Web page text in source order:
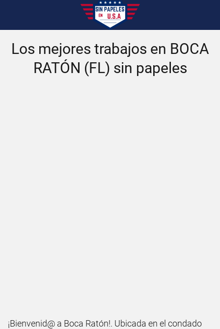
Los mejores trabajos en BOCA
RATÓN (FL) sin papeles
¡Bienvenid@ a Boca Ratón!. Ubicada en el condado